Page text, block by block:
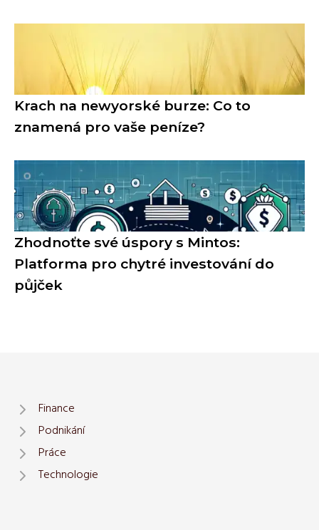
Krach na newyorské burze: Co to
znamená pro vaše peníze?
Zhodnoťte své úspory s Mintos:
Platforma pro chytré investování do
půjček
Finance
Podnikání
Práce
Technologie